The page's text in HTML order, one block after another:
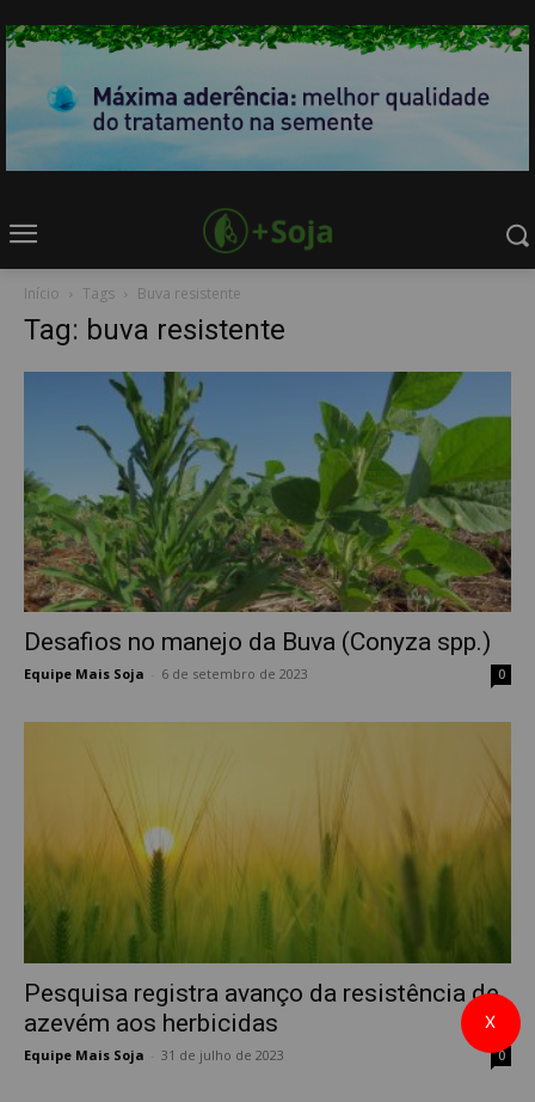
Início Tags Buva resistente
Tag: buva resistente
Desafios no manejo da Buva (Conyza spp.)
Equipe Mais Soja 6 de setembro de 2023 0
Pesquisa registra avanço da resistência de
azevém aos herbicidas
Equipe Mais Soja 31 de julho de 2023 0
X